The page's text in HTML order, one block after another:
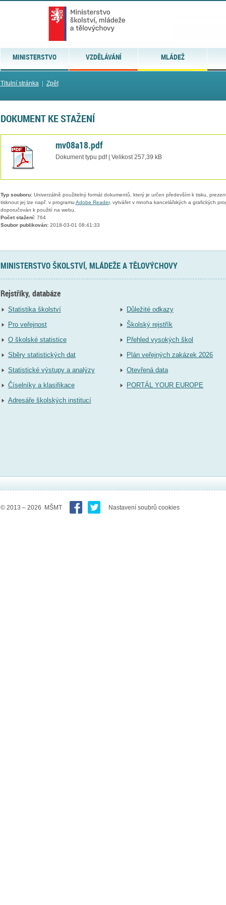
MINISTERSTVO VZDĚLÁVÁNÍ MLÁDEŽ
Titulní stránka| Zpět
DOKUMENT KE STAŽENÍ
mv08a18.pdf
Dokument typu pdf | Velikost 257,39 kB
Typ souboru:Univerzálně použitelný formát dokumentů, který je určen především k tisku,
tisknout jej lze např. v programu Adobe Reader, vytvářet v mnoha kancelářských a grafických
doporučován k použití na webu.
Počet stažení:764
Soubor publikován:2018-03-01 08:41:33
MINISTERSTVO ŠKOLSTVÍ, MLÁDEŽE A TĚLOVÝCHOVY
Rejstříky, databáze
Statistika školství
Pro veřejnost
O školské statistice
Sběry statistických dat
Statistické výstupy a analýzy
Číselníky a klasifikace
Adresáře školských institucí
Důležité odkazy
Školský rejstřík
Přehled vysokých škol
Plán veřejných zakázek 2026
Otevřená data
PORTÁL YOUR EUROPE
© 2013 – 2026 MŠMT Nastavení soubrů cookies